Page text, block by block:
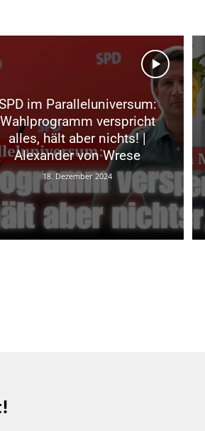
im Paralleluniversum:
Wahlprogramm verspricht
alles, hält aber nichts! |
Alexander von Wrese
18. Dezember 2024